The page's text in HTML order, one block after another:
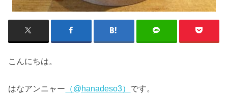
こんにちは。
はなアンニャー （@hanadeso3） です。